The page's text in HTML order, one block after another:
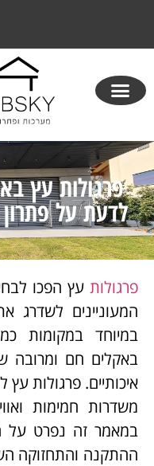
פרגולות עץ
לדעת על
פרגולות עץ הפכו
המעוניינים
במיוחד במקומות
באקלים חם ומרובה
איכותיים. פרגולות
משדרות חמימות
במאמר זה נפרט על
ההתקנה והתחזוקה